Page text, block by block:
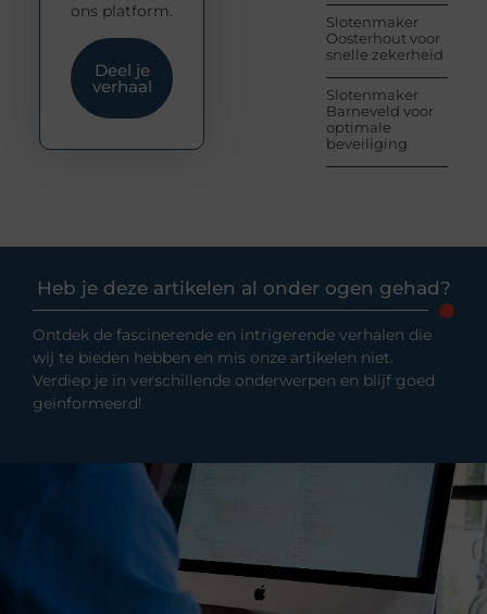
Slotenmaker
Oosterhout voor
snelle zekerheid
Slotenmaker
Barneveld voor
optimale
beveiliging
ons platform.
Deel je
verhaal
Heb je deze artikelen al onder ogen gehad?
Ontdek de fascinerende en intrigerende verhalen die
wij te bieden hebben en mis onze artikelen niet.
Verdiep je in verschillende onderwerpen en blijf goed
geïnformeerd!